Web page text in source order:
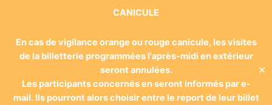
CANICULE
En cas de vigilance orange ou rouge canicule, les visites
de la billetterie programmées l'après-midi en extérieur
seront annulées.
Les participants concernés en seront informés par e-
mail. Ils pourront alors choisir entre le report de leur billet
✕